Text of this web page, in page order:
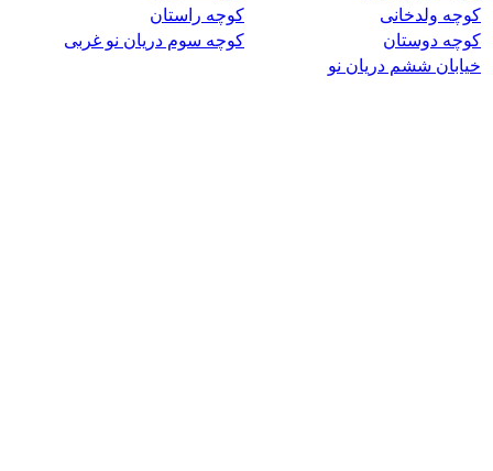
کوچه ولدخانی
کوچه راستان
کوچه دوستان
کوچه سوم دریان نو غربی
خیابان ششم دریان نو